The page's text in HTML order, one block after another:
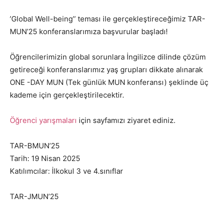
’Global Well-being’’ teması ile gerçekleştireceğimiz TAR-
MUN’25 konferanslarımıza başvurular başladı!
Öğrencilerimizin global sorunlara İngilizce dilinde çözüm
getireceği konferanslarımız yaş grupları dikkate alınarak
ONE -DAY MUN (Tek günlük MUN konferansı) şeklinde üç
kademe için gerçekleştirilecektir.
Öğrenci yarışmaları için sayfamızı ziyaret ediniz.
TAR-BMUN’25
Tarih: 19 Nisan 2025
Katılımcılar: İlkokul 3 ve 4.sınıflar
TAR-JMUN’25